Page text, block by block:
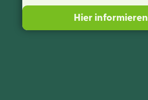
Hier informieren